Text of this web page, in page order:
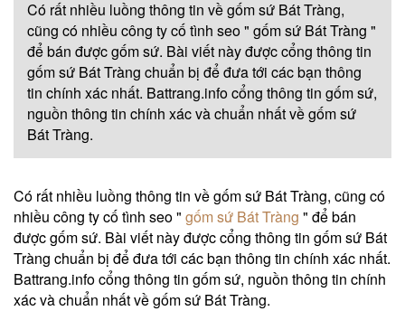
Có rất nhiều luồng thông tin về gốm sứ Bát Tràng,
cũng có nhiều công ty cố tình seo " gốm sứ Bát Tràng "
để bán được gốm sứ. Bài viết này được cổng thông tin
gốm sứ Bát Tràng chuẩn bị để đưa tới các bạn thông
tin chính xác nhất. Battrang.info cổng thông tin gốm sứ,
nguồn thông tin chính xác và chuẩn nhất về gốm sứ
Bát Tràng.
Có rất nhiều luồng thông tin về gốm sứ Bát Tràng, cũng có
nhiều công ty cố tình seo " gốm sứ Bát Tràng " để bán
được gốm sứ. Bài viết này được cổng thông tin gốm sứ Bát
Tràng chuẩn bị để đưa tới các bạn thông tin chính xác nhất.
Battrang.info cổng thông tin gốm sứ, nguồn thông tin chính
xác và chuẩn nhất về gốm sứ Bát Tràng.